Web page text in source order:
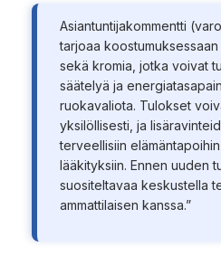
Asiantuntijakommentti
tarjoaa
sekä kromia, jotka voivat
säätelyä ja
ruokavaliota. Tulokset
yksilöllisesti, ja
terveellisiin
lääkityksiin. Ennen uuden
suositeltavaa keskustella
ammattilaisen kanssa.”